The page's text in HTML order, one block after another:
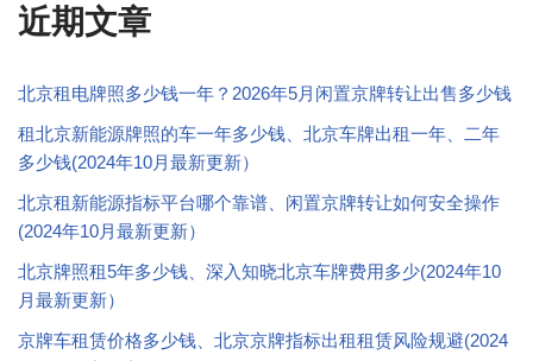
近期文章
北京租电牌照多少钱一年？2026年5月闲置京牌转让出售多少钱
租北京新能源牌照的车一年多少钱、北京车牌出租一年、二年
多少钱(2024年10月最新更新）
北京租新能源指标平台哪个靠谱、闲置京牌转让如何安全操作
(2024年10月最新更新）
北京牌照租5年多少钱、深入知晓北京车牌费用多少(2024年10
月最新更新）
京牌车租赁价格多少钱、北京京牌指标出租租赁风险规避(2024